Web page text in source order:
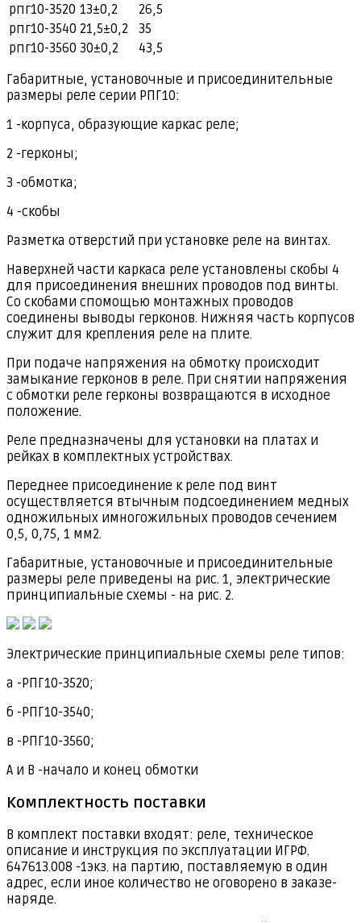
рпг10-3520 13±0,2
26,5
рпг10-3540 21,5±0,2
35
рпг10-3560 30±0,2
43,5
Габаритные, установочные и присоединительные
размеры реле серии РПГ10:
1 -корпуса, образующие каркас реле;
2 -герконы;
3 -обмотка;
4 -скобы
Разметка отверстий при установке реле на винтах.
Наверхней части каркаса реле установлены скобы 4
для присоединения внешних проводов под винты.
Со скобами спомощью монтажных проводов
соединены выводы герконов. Нижняя часть корпусов
служит для крепления реле на плите.
При подаче напряжения на обмотку происходит
замыкание герконов в реле. При снятии напряжения
с обмотки реле герконы возвращаются в исходное
положение.
Реле предназначены для установки на платах и
рейках в комплектных устройствах.
Переднее присоединение к реле под винт
осуществляется втычным подсоединением медных
одножильных имногожильных проводов сечением
0,5, 0,75, 1 мм2.
Габаритные, установочные и присоединительные
размеры реле приведены на рис. 1, электрические
принципиальные схемы - на рис. 2.
Электрические принципиальные схемы реле типов:
а -РПГ10-3520;
б -РПГ10-3540;
в -РПГ10-3560;
А и В -начало и конец обмотки
Комплектность поставки
В комплект поставки входят: реле, техническое
описание и инструкция по эксплуатации ИГРФ.
647613.008 -1экз. на партию, поставляемую в один
адрес, если иное количество не оговорено в заказе-
наряде.